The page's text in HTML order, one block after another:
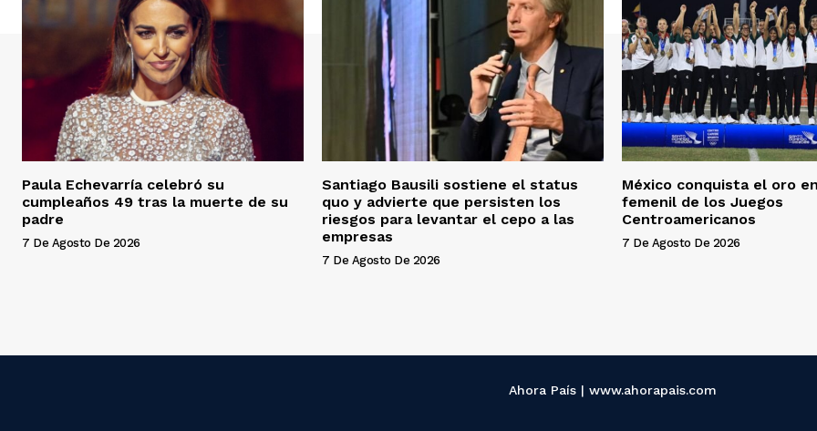
Paula Echevarría celebró su
cumpleaños 49 tras la muerte de su
padre
7 De Agosto De 2026
Santiago Bausili sostiene el status
quo y advierte que persisten los
riesgos para levantar el cepo a las
empresas
7 De Agosto De 2026
México conquista el oro
femenil de los Juegos
Centroamericanos
7 De Agosto De 2026
Ahora País | www.ahorapais.com